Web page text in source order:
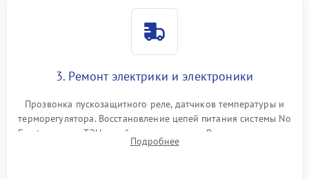
3. Ремонт электрики и электроники
Прозвонка пускозащитного реле, датчиков температуры и
терморегулятора. Восстановление цепей питания системы No
Frost, включая ТЭН оттайки и вентилятор. Ремонт или замена
платы управления при сбоях алгоритмов.
Подробнее